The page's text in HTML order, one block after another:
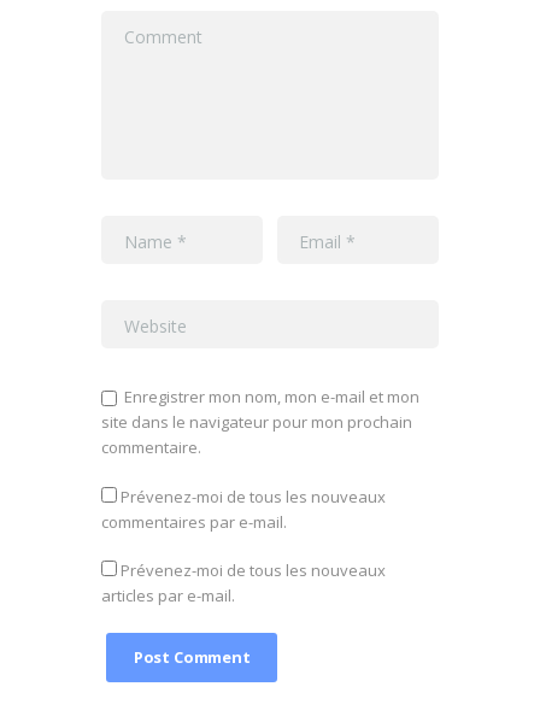
Enregistrer mon nom, mon e-mail et mon
site dans le navigateur pour mon prochain
commentaire.
Prévenez-moi de tous les nouveaux
commentaires par e-mail.
Prévenez-moi de tous les nouveaux
articles par e-mail.